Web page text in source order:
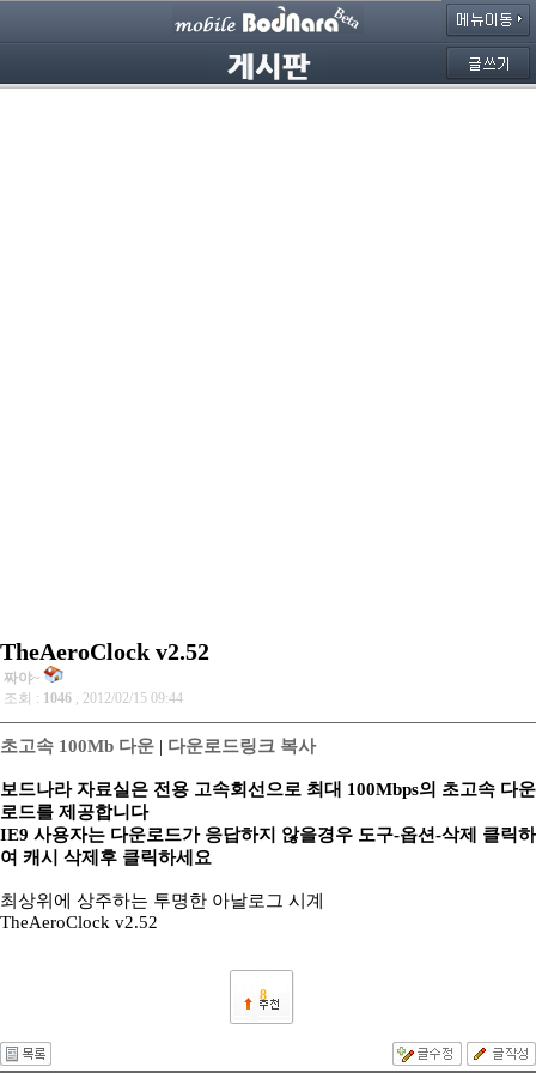
TheAeroClock v2.52
짜야~
조회 : 1046 , 2012/02/15 09:44
초고속 100Mb 다운 | 다운로드링크 복사
보드나라 자료실은 전용 고속회선으로 최대 100Mbps의 초고속 다운
로드를 제공합니다
IE9 사용자는 다운로드가 응답하지 않을경우 도구-옵션-삭제 클릭하
여 캐시 삭제후 클릭하세요
최상위에 상주하는 투명한 아날로그 시계
TheAeroClock v2.52
8